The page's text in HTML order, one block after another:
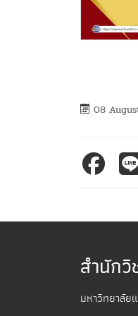
08
สำนักวิ
มหาวิทยาลัย